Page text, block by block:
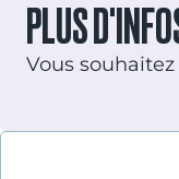
PLUS
Vous